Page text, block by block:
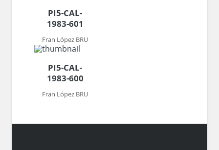
PI5-CAL-
1983-601
Fran López BRU
PI5-CAL-
1983-600
Fran López BRU